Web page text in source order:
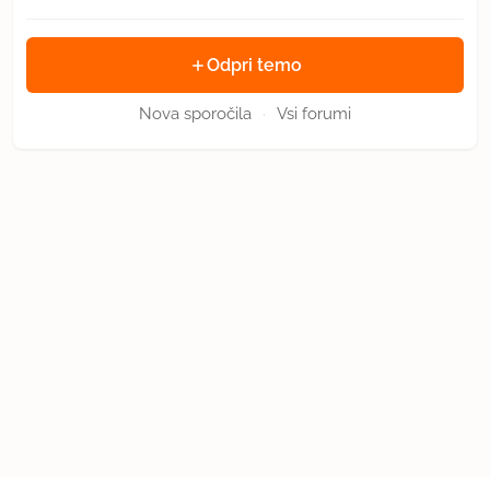
Odpri temo
Nova sporočila · Vsi forumi